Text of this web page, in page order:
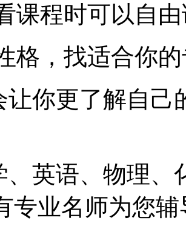
课程时可以自
格，找适合你
让你更了解自己
、英语、物理
专业名师为您辅